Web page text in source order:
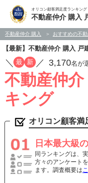
オリコン顧客満足度ランキング
不動産仲介 購入
不動産仲介 購入 おすすめの不
【最新】不動産仲介 購入
／ 最 新 ／ 3,170名が
不動産仲
キング
オリコン顧客満
日本最大級
同ランキングは、
方々のアンケート
ます。調査概要は